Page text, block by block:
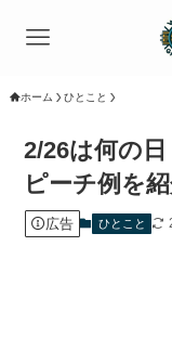
ホーム ひとこと
2/26は何の
ピーチ例を
広告 ひとこと